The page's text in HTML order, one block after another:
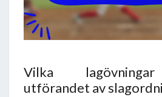
Vilka
utförandet av